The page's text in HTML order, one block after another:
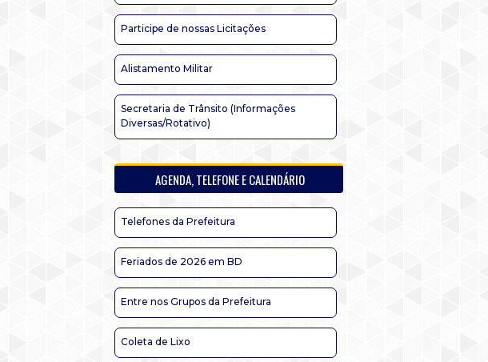
Participe de nossas Licitações
Alistamento Militar
Secretaria de Trânsito (Informações
Diversas/Rotativo)
AGENDA, TELEFONE E CALENDÁRIO
Telefones da Prefeitura
Feriados de 2026 em BD
Entre nos Grupos da Prefeitura
Coleta de Lixo